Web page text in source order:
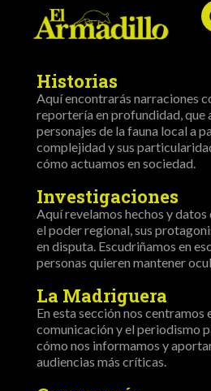
Historias
Aquí encontrarás narraciones
reportería en profundidad, que
personajes de la fauna local a
complejidad y sus
cómo actuamos en sociedad.
Investigaciones
Aquí revelamos hechos y
el poder regional, sus
en disputa. Escudriñamos en
personas quieren mantener
La Madriguera
En esta sección nos centramos
comunicación y el periodismo
cómo nos informamos y
audiencias más críticas.